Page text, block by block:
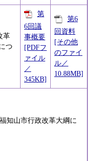
革
つ
第
6回議
事概要
[PDFフ
ァイル
／
345KB]
第6
回資料
[その他
のファイ
ル／
10.88MB]
知山市行政改革大綱に